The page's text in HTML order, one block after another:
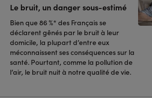
Le bruit, un danger sous-estimé
Bien que 86 %* des Français se
déclarent gênés par le bruit à leur
domicile, la plupart d’entre eux
méconnaissent ses conséquences sur la
santé. Pourtant, comme la pollution de
l’air, le bruit nuit à notre qualité de vie.